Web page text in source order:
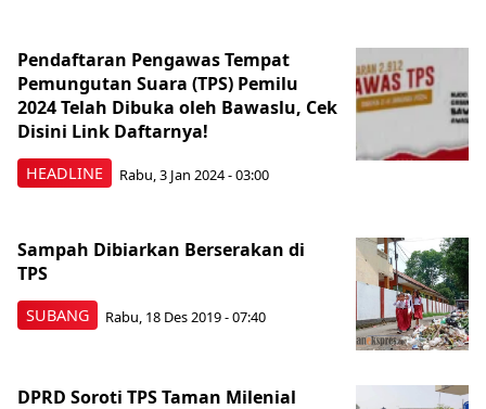
HEADLINE
Pendaftaran Pengawas Tempat
Pemungutan Suara (TPS) Pemilu
2024 Telah Dibuka oleh Bawaslu, Cek
Disini Link Daftarnya!
Rabu, 3 Jan 2024 - 03:00
SUBANG
Sampah Dibiarkan Berserakan di
TPS
Rabu, 18 Des 2019 - 07:40
DPRD Soroti TPS Taman Milenial